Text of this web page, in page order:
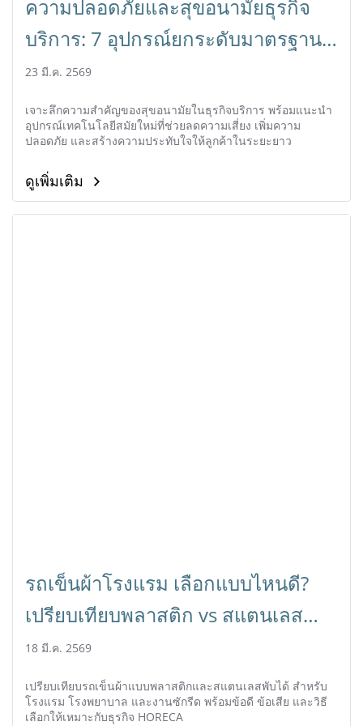
ความปลอดภัยและสุขอนามัยธุรกิจ
บริการ: 7 อุปกรณ์ยกระดับมาตรฐานที่
ทุกร้านต้องมี
23 มี.ค. 2569
เจาะลึกความสำคัญของสุขอนามัยในธุรกิจบริการ พร้อมแนะนำ
อุปกรณ์เทคโนโลยีสมัยใหม่ที่ช่วยลดความเสี่ยง เพิ่มความ
ปลอดภัย และสร้างความประทับใจให้ลูกค้าในระยะยาว
ดูเพิ่มเติม
รถเข็นผ้าโรงแรม เลือกแบบไหนดี?
เปรียบเทียบพลาสติก vs สแตนเลส
พร้อมวิธีเลือกให้คุ้ม | HORECA
18 มี.ค. 2569
เปรียบเทียบรถเข็นผ้าแบบพลาสติกและสแตนเลสพับได้ สำหรับ
โรงแรม โรงพยาบาล และงานซักรีด พร้อมข้อดี ข้อเสีย และวิธี
เลือกให้เหมาะกับธุรกิจ HORECA